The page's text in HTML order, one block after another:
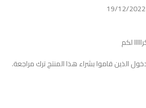
19/12/2022
لكم
الذين قاموا بشراء هذا المنتج ترك مراجعة.